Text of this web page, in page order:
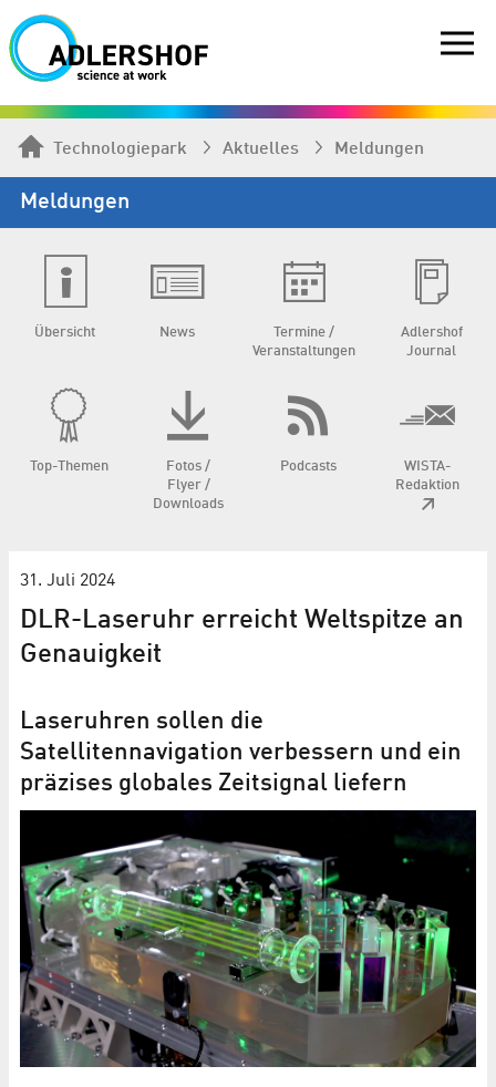
Technologiepark Aktuelles Meldungen
Meldungen
Übersicht News
Termine /
Veranstaltungen
Adlershof
Journal
Top-Themen
Fotos /
Flyer /
Downloads
Podcasts
WISTA-
Redaktion
31. Juli 2024
DLR-Laseruhr erreicht Weltspitze an
Genauigkeit
Laseruhren sollen die
Satellitennavigation verbessern und ein
präzises globales Zeitsignal liefern